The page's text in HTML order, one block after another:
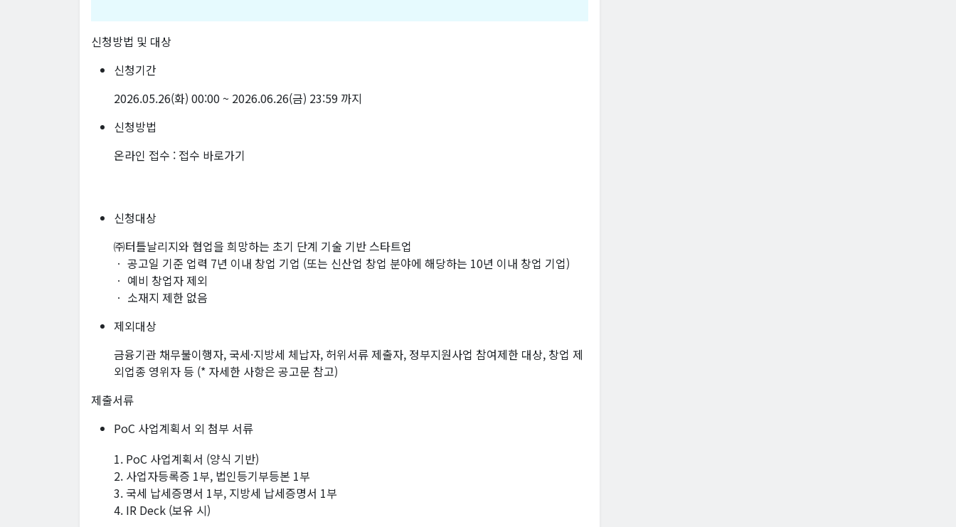
신청방법 및 대상
신청기간
2026.05.26(화) 00:00 ~ 2026.06.26(금) 23:59 까지
신청방법
온라인 접수 : 접수 바로가기
신청대상
㈜터틀날리지와 협업을 희망하는 초기 단계 기술 기반 스타트업
ㆍ 공고일 기준 업력 7년 이내 창업 기업 (또는 신산업 창업 분야에 해당하는 10년 이내 창업 기업)
ㆍ 예비 창업자 제외
ㆍ 소재지 제한 없음
제외대상
금융기관 채무불이행자, 국세·지방세 체납자, 허위서류 제출자, 정부지원사업 참여제한 대상, 창업 제
외업종 영위자 등 (* 자세한 사항은 공고문 참고)
제출서류
PoC 사업계획서 외 첨부 서류
1. PoC 사업계획서 (양식 기반)
2. 사업자등록증 1부, 법인등기부등본 1부
3. 국세 납세증명서 1부, 지방세 납세증명서 1부
4. IR Deck (보유 시)